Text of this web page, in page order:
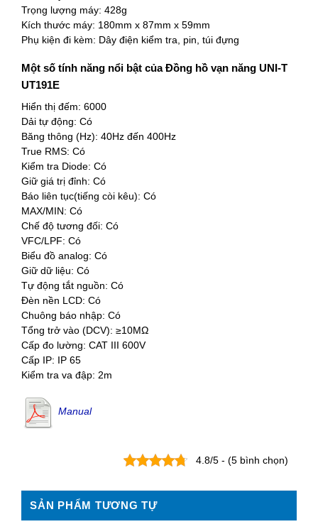
Trọng lượng máy: 428g
Kích thước máy: 180mm x 87mm x 59mm
Phụ kiện đi kèm: Dây điện kiểm tra, pin, túi đựng
Một số tính năng nổi bật của Đồng hồ vạn năng UNI-T
UT191E
Hiển thị đếm: 6000
Dải tự động: Có
Băng thông (Hz): 40Hz đến 400Hz
True RMS: Có
Kiểm tra Diode: Có
Giữ giá trị đỉnh: Có
Báo liên tục(tiếng còi kêu): Có
MAX/MIN: Có
Chế độ tương đối: Có
VFC/LPF: Có
Biểu đồ analog: Có
Giữ dữ liệu: Có
Tự động tắt nguồn: Có
Đèn nền LCD: Có
Chuông báo nhập: Có
Tổng trở vào (DCV): ≥10MΩ
Cấp đo lường: CAT III 600V
Cấp IP: IP 65
Kiểm tra va đập: 2m
Manual
4.8/5 - (5 bình chọn)
SẢN PHẨM TƯƠNG TỰ